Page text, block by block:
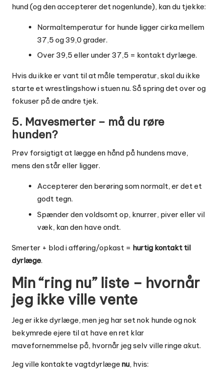
hund (og den accepterer det nogenlunde), kan du tjekke:
Normaltemperatur for hunde ligger cirka mellem
37,5 og 39,0 grader.
Over 39,5 eller under 37,5 = kontakt dyrlæge.
Hvis du ikke er vant til at måle temperatur, skal du ikke
starte et wrestlingshow i stuen nu. Så spring det over og
fokuser på de andre tjek.
5. Mavesmerter – må du røre
hunden?
Prøv forsigtigt at lægge en hånd på hundens mave,
mens den står eller ligger.
Accepterer den berøring som normalt, er det et
godt tegn.
Spænder den voldsomt op, knurrer, piver eller vil
væk, kan den have ondt.
Smerter + blod i afføring/opkast = hurtig kontakt til
dyrlæge.
Min “ring nu” liste – hvornår
jeg ikke ville vente
Jeg er ikke dyrlæge, men jeg har set nok hunde og nok
bekymrede ejere til at have en ret klar
mavefornemmelse på, hvornår jeg selv ville ringe akut.
Jeg ville kontakte vagtdyrlæge nu, hvis: